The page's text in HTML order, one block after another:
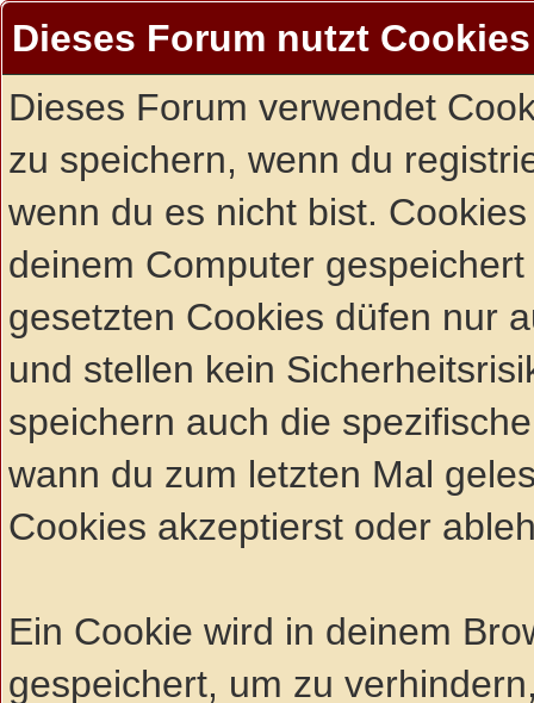
Dieses Forum nutzt Cookies
Dieses Forum verwendet
zu speichern, wenn du
wenn du es nicht bist.
deinem Computer
gesetzten Cookies düfen nur
und stellen kein
speichern auch die
wann du zum letzten Mal
Cookies akzeptierst oder
Ein Cookie wird in deinem
gespeichert, um zu